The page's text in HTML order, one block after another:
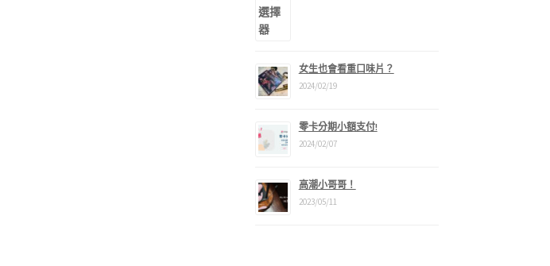
女生也會看重口味片？
2024/02/19
零卡分期小額支付!
2024/02/07
高潮小哥哥！
2023/05/11